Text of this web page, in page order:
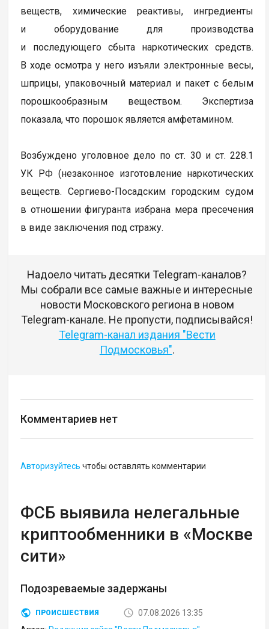
веществ, химические реактивы, ингредиенты
и оборудование для производства
и последующего сбыта наркотических средств.
В ходе осмотра у него изъяли электронные весы,
шприцы, упаковочный материал и пакет с белым
порошкообразным веществом. Экспертиза
показала, что порошок является амфетамином.
Возбуждено уголовное дело по ст. 30 и ст. 228.1
УК РФ (незаконное изготовление наркотических
веществ. Сергиево-Посадским городским судом
в отношении фигуранта избрана мера пресечения
в виде заключения под стражу.
Надоело читать десятки Telegram-каналов?
Мы собрали все самые важные и интересные
новости Московского региона в новом
Telegram-канале. Не пропусти, подписывайся!
Telegram-канал издания "Вести
Подмосковья".
Комментариев нет
Авторизуйтесь чтобы оставлять комментарии
ФСБ выявила нелегальные
криптообменники в «Москве
сити»
Подозреваемые задержаны
ПРОИСШЕСТВИЯ
07.08.2026 13:35